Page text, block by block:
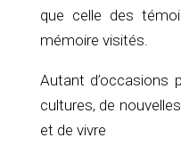
que celle des
mémoire visités.
Autant d’occasions
cultures, de
et de vivre